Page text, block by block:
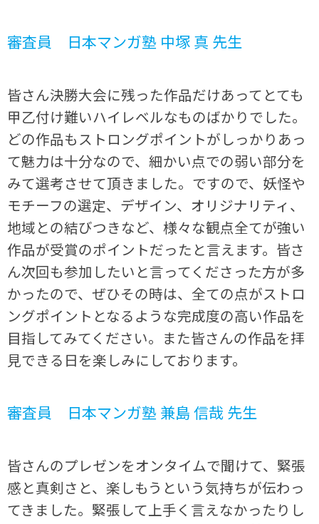
審査員 日本マンガ塾 中塚 真 先生
皆さん決勝大会に残った作品だけあってとても
甲乙付け難いハイレベルなものばかりでした。
どの作品もストロングポイントがしっかりあっ
て魅力は十分なので、細かい点での弱い部分を
みて選考させて頂きました。ですので、妖怪や
モチーフの選定、デザイン、オリジナリティ、
地域との結びつきなど、様々な観点全てが強い
作品が受賞のポイントだったと言えます。皆さ
ん次回も参加したいと言ってくださった方が多
かったので、ぜひその時は、全ての点がストロ
ングポイントとなるような完成度の高い作品を
目指してみてください。また皆さんの作品を拝
見できる日を楽しみにしております。
審査員 日本マンガ塾 兼島 信哉 先生
皆さんのプレゼンをオンタイムで聞けて、緊張
感と真剣さと、楽しもうという気持ちが伝わっ
てきました。緊張して上手く言えなかったりし